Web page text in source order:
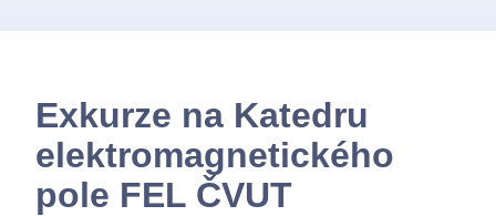
Exkurze na Katedru
elektromagnetického
pole FEL ČVUT